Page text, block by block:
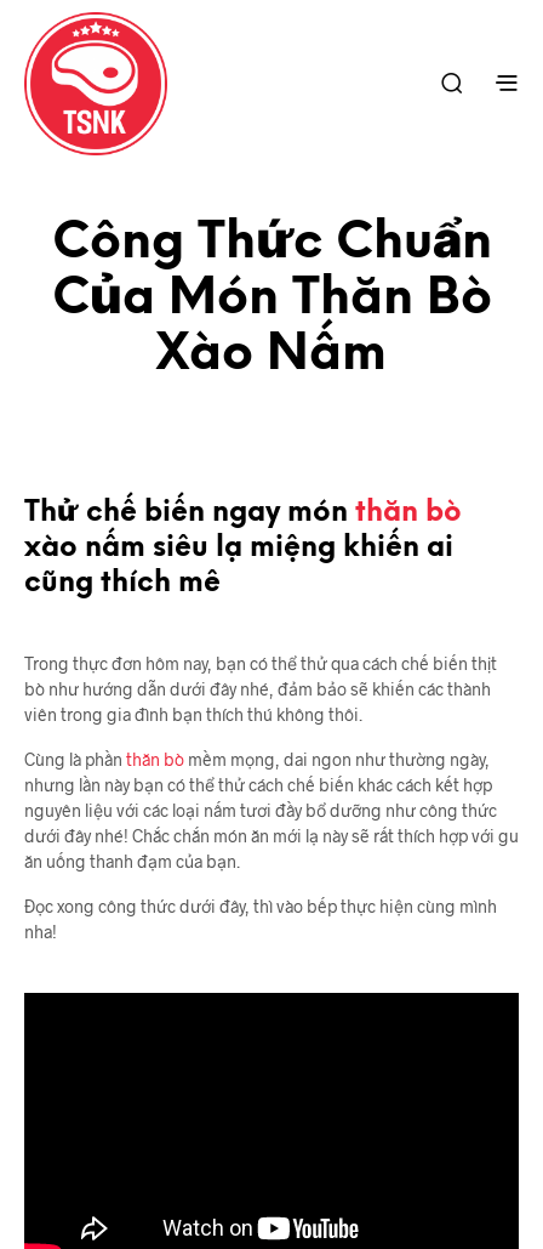
Công Thức Chuẩn
Của Món Thăn Bò
Xào Nấm
Thử chế biến ngay món thăn bò
xào nấm siêu lạ miệng khiến ai
cũng thích mê
Trong thực đơn hôm nay, bạn có thể thử qua cách chế biến thịt
bò như hướng dẫn dưới đây nhé, đảm bảo sẽ khiến các thành
viên trong gia đình bạn thích thú không thôi.
Cùng là phần thăn bò mềm mọng, dai ngon như thường ngày,
nhưng lần này bạn có thể thử cách chế biến khác cách kết hợp
nguyên liệu với các loại nấm tươi đầy bổ dưỡng như công thức
dưới đây nhé! Chắc chắn món ăn mới lạ này sẽ rất thích hợp với gu
ăn uống thanh đạm của bạn.
Đọc xong công thức dưới đây, thì vào bếp thực hiện cùng mình
nha!